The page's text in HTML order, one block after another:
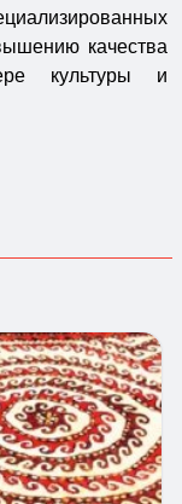
качества
культуры и